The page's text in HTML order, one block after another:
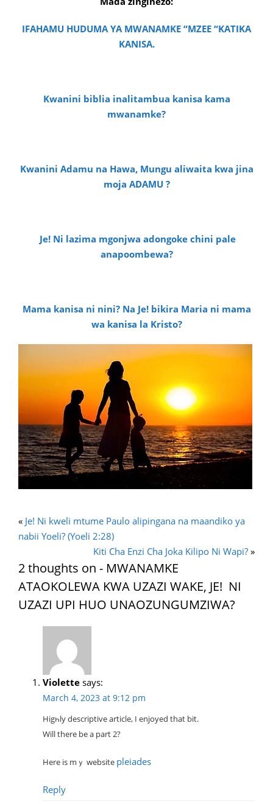
IFAHAMU HUDUMA YA MWANAMKE “MZEE “KATIKA
KANISA.
Kwanini biblia inalitambua kanisa kama
mwanamke?
Kwanini Adamu na Hawa, Mungu aliwaita kwa jina
moja ADAMU ?
Je! Ni lazima mgonjwa adongoke chini pale
anapoombewa?
Mama kanisa ni nini? Na Je! bikira Maria ni mama
wa kanisa la Kristo?
« Je! Ni kweli mtume Paulo alipingana na maandiko ya
nabii Yoeli? (Yoeli 2:28)
Kiti Cha Enzi Cha Joka Kilipo Ni Wapi? »
2 thoughts on - MWANAMKE
ATAOKOLEWA KWA UZAZI WAKE, JE! NI
UZAZI UPI HUO UNAOZUNGUMZIWA?
Violette says:
March 4, 2023 at 9:12 pm
Higһly descriptive article, I enjoyed that bit.
Will there be a part 2?
Here is mｙ website pleiades
Reply